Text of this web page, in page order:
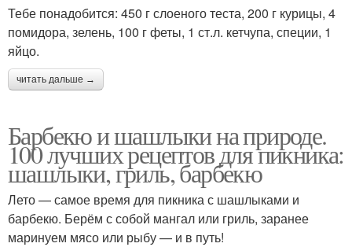
Тебе понадобится: 450 г слоеного теста, 200 г курицы, 4
помидора, зелень, 100 г феты, 1 ст.л. кетчупа, специи, 1
яйцо.
читать дальше →
Барбекю и шашлыки на природе.
100 лучших рецептов для пикника:
шашлыки, гриль, барбекю
Лето — самое время для пикника с шашлыками и
барбекю. Берём с собой мангал или гриль, заранее
маринуем мясо или рыбу — и в путь!